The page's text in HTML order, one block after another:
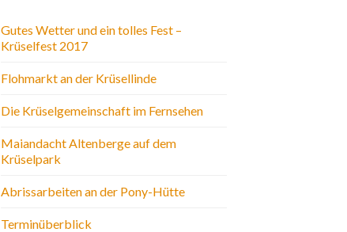
Gutes Wetter und ein tolles Fest –
Krüselfest 2017
Flohmarkt an der Krüsellinde
Die Krüselgemeinschaft im Fernsehen
Maiandacht Altenberge auf dem
Krüselpark
Abrissarbeiten an der Pony-Hütte
Terminüberblick